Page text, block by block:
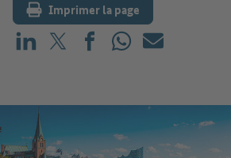
Imprimer la page
Partager sur LinkedIn
Partager sur X (avant : Twitter)
Partager sur Facebook
Partager sur WhatsApp
E-mail